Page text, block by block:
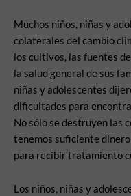
Muchos niños, niñas y
colaterales del cambio
los cultivos, las fuentes
la salud general de sus
niñas y adolescentes
dificultades para
No sólo se destruyen las
tenemos suficiente
para recibir tratamiento
Los niños, niñas y